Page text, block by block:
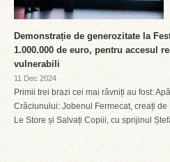
Demonstrație de generozitate la
1.000.000 de euro, pentru accesul
vulnerabili
11 Dec 2024
Primii trei brazi cei mai râvniți au fost:
Crăciunului: Jobenul Fermecat, creați
Le Store și Salvați Copiii, cu sprijinul